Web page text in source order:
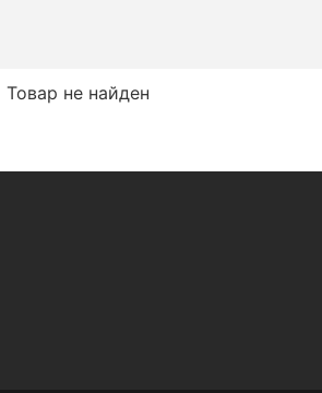
Товар не найден